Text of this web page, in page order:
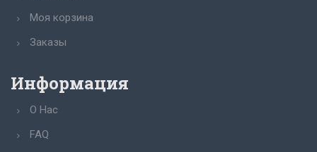
Моя корзина
Заказы
Информация
О Нас
FAQ